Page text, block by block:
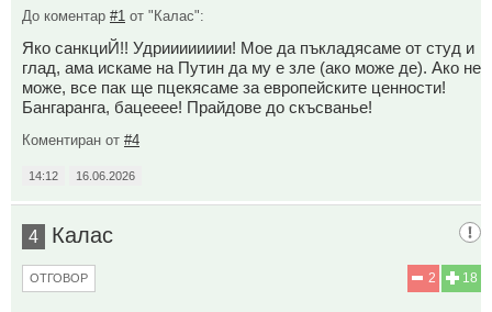
До коментар #1 от "Калас":
Яко санкциЙ!! Удрииииииии! Мое да пъкладясаме от студ и
глад, ама искаме на Путин да му е зле (ако може де). Ако не
може, все пак ще пцекясаме за европейските ценности!
Бангаранга, бацееее! Прайдове до скъсванье!
Коментиран от #4
14:12 16.06.2026
4 Калас
18
2
ОТГОВОР